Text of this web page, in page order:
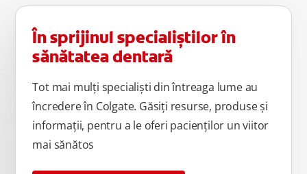
În sprijinul specialiștilor în
sănătatea dentară
Tot mai mulți specialiști din întreaga lume au
încredere în Colgate. Găsiți resurse, produse și
informații, pentru a le oferi pacienților un viitor
mai sănătos